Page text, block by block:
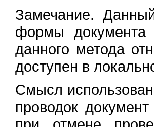
Замечание.
формы документа
данного метода
доступен в
Смысл
проводок